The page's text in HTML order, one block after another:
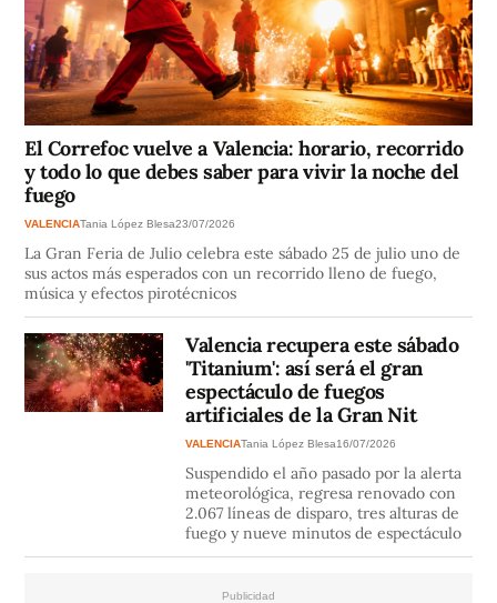
El Correfoc vuelve a Valencia: horario, recorrido
y todo lo que debes saber para vivir la noche del
fuego
VALENCIATania López Blesa23/07/2026
La Gran Feria de Julio celebra este sábado 25 de julio uno de
sus actos más esperados con un recorrido lleno de fuego,
música y efectos pirotécnicos
Valencia recupera este sábado
'Titanium': así será el gran
espectáculo de fuegos
artificiales de la Gran Nit
VALENCIATania López Blesa16/07/2026
Suspendido el año pasado por la alerta
meteorológica, regresa renovado con
2.067 líneas de disparo, tres alturas de
fuego y nueve minutos de espectáculo